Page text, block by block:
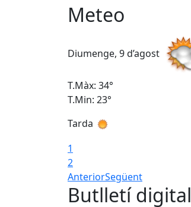
Meteo
Diumenge, 9 d’agost
T.Màx: 34°
T.Min: 23°
Tarda
1
2
AnteriorSegüent
Butlletí digital